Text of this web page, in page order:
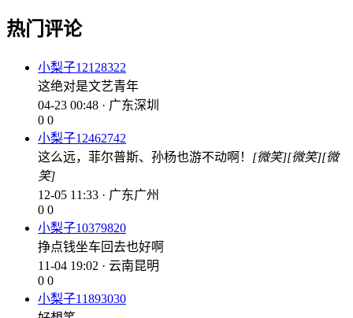
热门评论
小梨子12128322
这绝对是文艺青年
04-23 00:48 · 广东深圳
0 0
小梨子12462742
这么远，菲尔普斯、孙杨也游不动啊！ [微笑][微笑][微
笑]
12-05 11:33 · 广东广州
0 0
小梨子10379820
挣点钱坐车回去也好啊
11-04 19:02 · 云南昆明
0 0
小梨子11893030